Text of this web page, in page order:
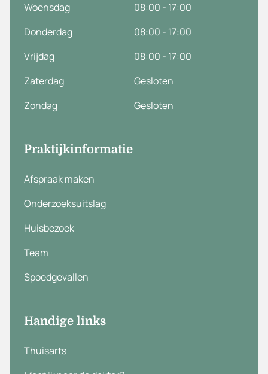
Woensdag
08:00 - 17:00
Donderdag
08:00 - 17:00
Vrijdag
08:00 - 17:00
Zaterdag
Gesloten
Zondag
Gesloten
Praktijkinformatie
Afspraak maken
Onderzoeksuitslag
Huisbezoek
Team
Spoedgevallen
Handige links
Thuisarts